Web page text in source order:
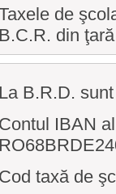
de
B.C.R. din
La B.R.D.
Contul IBAN
Cod taxă de